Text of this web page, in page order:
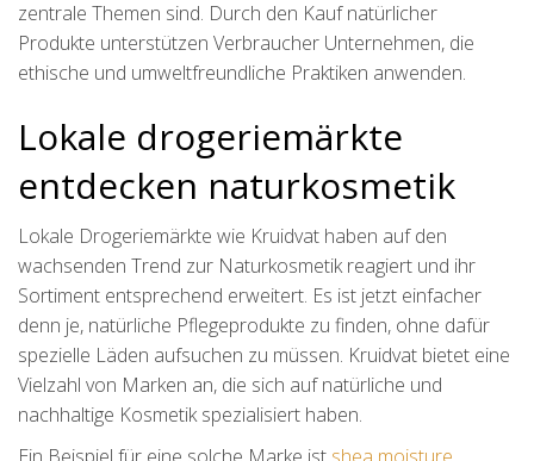
zentrale Themen sind. Durch den Kauf natürlicher
Produkte unterstützen Verbraucher Unternehmen, die
ethische und umweltfreundliche Praktiken anwenden.
Lokale drogeriemärkte
entdecken naturkosmetik
Lokale Drogeriemärkte wie Kruidvat haben auf den
wachsenden Trend zur Naturkosmetik reagiert und ihr
Sortiment entsprechend erweitert. Es ist jetzt einfacher
denn je, natürliche Pflegeprodukte zu finden, ohne dafür
spezielle Läden aufsuchen zu müssen. Kruidvat bietet eine
Vielzahl von Marken an, die sich auf natürliche und
nachhaltige Kosmetik spezialisiert haben.